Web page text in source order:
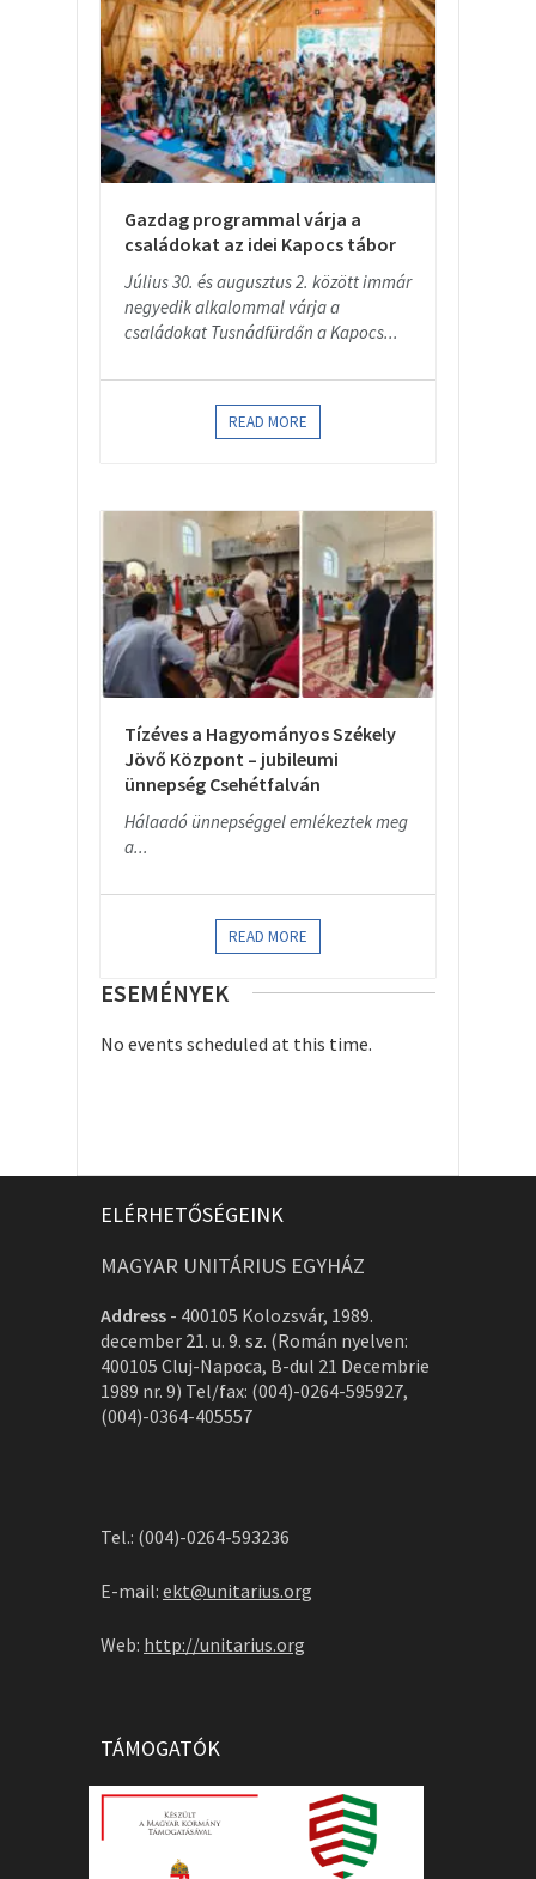
Gazdag programmal várja a
családokat az idei Kapocs tábor
Július 30. és augusztus 2. között immár
negyedik alkalommal várja a
családokat Tusnádfürdőn a Kapocs...
READ MORE
Tízéves a Hagyományos Székely
Jövő Központ – jubileumi
ünnepség Csehétfalván
Hálaadó ünnepséggel emlékeztek meg
a...
READ MORE
ESEMÉNYEK
No events scheduled at this time.
ELÉRHETŐSÉGEINK
MAGYAR UNITÁRIUS EGYHÁZ
Address - 400105 Kolozsvár, 1989.
december 21. u. 9. sz. (Román nyelven:
400105 Cluj-Napoca, B-dul 21 Decembrie
1989 nr. 9) Tel/fax: (004)-0264-595927,
(004)-0364-405557
Tel.: (004)-0264-593236
E-mail: ekt@unitarius.org
Web: http://unitarius.org
TÁMOGATÓK